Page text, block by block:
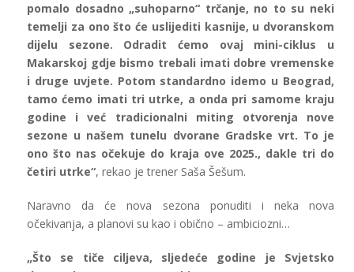
pomalo dosadno „suhoparno“ trčanje, no to su neki
temelji za ono što će uslijediti kasnije, u dvoranskom
dijelu sezone. Odradit ćemo ovaj mini-ciklus u
Makarskoj gdje bismo trebali imati dobre vremenske
i druge uvjete. Potom standardno idemo u Beograd,
tamo ćemo imati tri utrke, a onda pri samome kraju
godine i već tradicionalni miting otvorenja nove
sezone u našem tunelu dvorane Gradske vrt. To je
ono što nas očekuje do kraja ove 2025., dakle tri do
četiri utrke“, rekao je trener Saša Šešum.
Naravno da će nova sezona ponuditi i neka nova
očekivanja, a planovi su kao i obično – ambiciozni…
„Što se tiče ciljeva, sljedeće godine je Svjetsko